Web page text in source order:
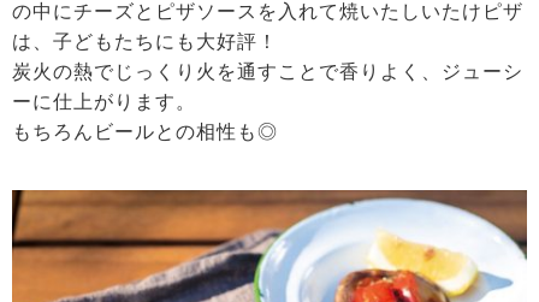
の中にチーズとピザソースを入れて焼いたしいたけピザ
は、子どもたちにも大好評！
炭火の熱でじっくり火を通すことで香りよく、ジューシ
ーに仕上がります。
もちろんビールとの相性も◎